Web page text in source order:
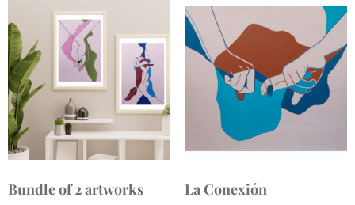
Bundle of 2 artworks La Conexión